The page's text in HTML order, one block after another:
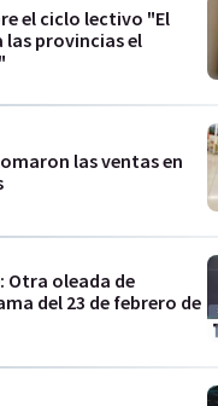
el ciclo lectivo "El
provincias el
las ventas en
Otra oleada de
del 23 de febrero de